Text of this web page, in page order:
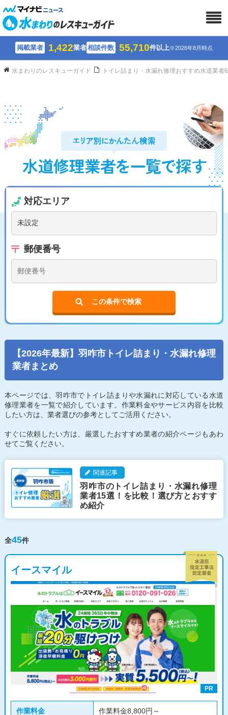
掲載業者 1,422業者相談件数 55,710件以上※2026年8月時点
水まわりのレスキューガイド トイレ詰まり・水漏れ修理おすすめ水道業
対応エリア
郵便番号
この条件で検索
【2026年最新】羽咋市トイレ詰まり・水漏れ修理
業者まとめ
本ページでは、羽咋市でトイレ詰まりや水漏れに対応している水道
修理業者を一覧で紹介しています。作業料金やサービス内容を比較
したい方は、業者選びの参考としてご活用ください。
すぐに依頼したい方は、厳選したおすすめ業者の紹介ページもあわ
せてご覧ください。
関連記事
羽咋市のトイレ詰まり・水漏れ修理
業者15選！を比較！選び方とおすす
め紹介
全45件
イースマイル
PR
作業料金
作業料金8,800円～